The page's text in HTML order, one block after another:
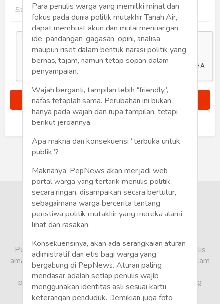
Hankam
Internasional
Bisnis
Humaniora
Sketsa
Gaya
Wisata
Wanita
Sudah punya akun?
Para penulis warga yang memiliki minat dan
fokus pada dunia politik mutakhir Tanah Air,
dapat membuat akun dan mulai menuangan
ide, pandangan, gagasan, opini, analisa
maupun riset dalam bentuk narasi politik yang
bernas, tajam, namun tetap sopan dalam
penyampaian.
Wajah berganti, tampilan lebih “friendly”,
nafas tetaplah sama. Perubahan ini bukan
hanya pada wajah dan rupa tampilan, tetapi
berikut jeroannya.
Apa makna dan konsekuensi “terbuka untuk
publik”?
Maknanya, PepNews akan menjadi web
portal warga yang tertarik menulis politik
secara ringan, disampaikan secara bertutur,
sebagaimana warga bercerita tentang
peristiwa politik mutakhir yang mereka alami,
lihat dan rasakan.
Konsekuensinya, akan ada serangkaian aturan
adimistratif dan etis bagi warga yang
bergabung di PepNews. Aturan paling
mendasar adalah setiap penulis wajib
menggunakan identitas asli sesuai kartu
keterangan penduduk. Demikian juga foto
PepNews.com adalah media warga, tempat bagi penulis
amatir dan profesional menyampaikan berbagai opini dalam
bentuk artikel mapun feature yang ditulis dari sudut
pandang tidak biasa, yang berbeda dari sudut pandang
berita media arus utama.